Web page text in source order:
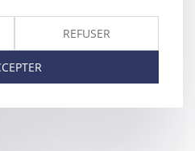
annulée doit être
le salarié était en arrêt maladie
REFUSER